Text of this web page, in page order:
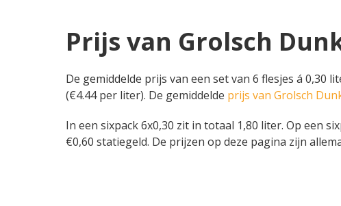
Prijs van Grolsch
De gemiddelde prijs van een set van 6 flesjes á 0,30
(€4.44 per liter). De gemiddelde prijs van Grolsch
In een sixpack 6x0,30 zit in totaal 1,80 liter. Op een
€0,60 statiegeld. De prijzen op deze pagina zijn